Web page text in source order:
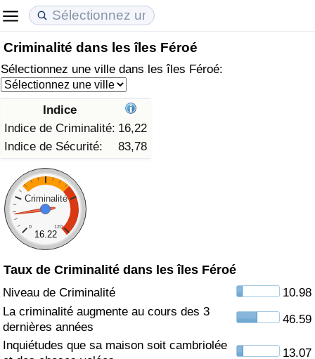
Criminalité dans les îles Féroé
Sélectionnez une ville dans les îles Féroé:
Indice
Indice de Criminalité: 16,22
Indice de Sécurité:
83,78
Criminalité
0 120
16.22
Taux de Criminalité dans les îles Féroé
Niveau de Criminalité
10.98
La criminalité augmente au cours des 3
dernières années
46.59
Inquiétudes que sa maison soit cambriolée
13.07
Coût de la vie
Indice du Coût de la Vie (Actuel)
Indice du Coût de la Vie
Indice du coût de la vie par pays
à Akaba
Prix de l'immobilier
Indice des Prix de l'immobilier (Actuel)
Indice des Prix de l'immobilier
Indice des Prix de l'immobilier par Pays
Qualité de Vie
Indice de Qualité de Vie
Indice de Qualité de Vie (Actuel)
Indice de qualité de vie par pays
Criminalité
Indice de Criminalité (Actuel)
Indice de Criminalité
Indice de criminalité par pays
Soins de santé